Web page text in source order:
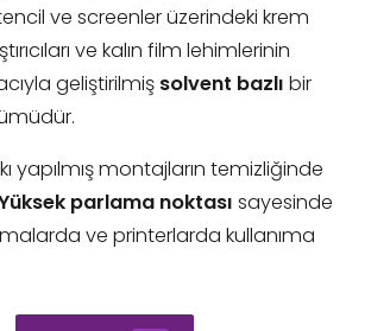
ve screenler üzerindeki krem
ve kalın film lehimlerinin
geliştirilmiş solvent bazlıbir
yapılmış montajların temizliğinde
parlama noktası sayesinde
ve printerlarda kullanıma